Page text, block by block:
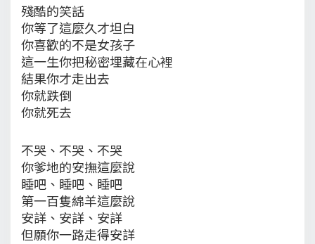
殘酷的笑話
你等了這麼久才坦白
你喜歡的不是女孩子
這一生你把秘密埋藏在心裡
結果你才走出去
你就跌倒
你就死去
不哭、不哭、不哭
你爹地的安撫這麼說
睡吧、睡吧、睡吧
第一百隻綿羊這麼說
安詳、安詳、安詳
但願你一路走得安詳